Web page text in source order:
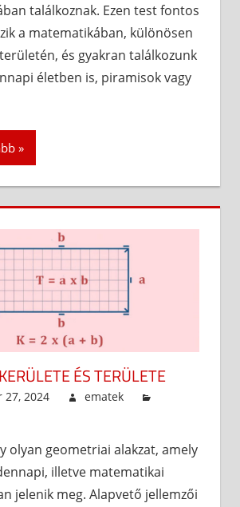
találkoznak. Ezen test fontos
a matematikában, különösen
és gyakran találkozunk
életben is, piramisok vagy
ÉS TERÜLETE
27, 2024
ematek
olyan geometriai alakzat, amely
illetve matematikai
jelenik meg. Alapvető jellemzői